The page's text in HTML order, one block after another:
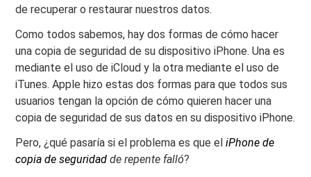
de recuperar o restaurar nuestros datos.
Como todos sabemos, hay dos formas de cómo hacer
una copia de seguridad de su dispositivo iPhone. Una es
mediante el uso de iCloud y la otra mediante el uso de
iTunes. Apple hizo estas dos formas para que todos sus
usuarios tengan la opción de cómo quieren hacer una
copia de seguridad de sus datos en su dispositivo iPhone.
Pero, ¿qué pasaría si el problema es que eliPhone de
copia de seguridad de repente falló?